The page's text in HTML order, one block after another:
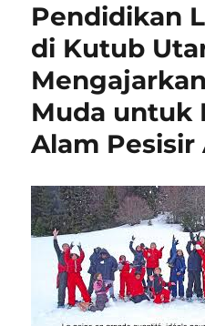
Pendidikan
di Kutub
Muda untuk
Alam